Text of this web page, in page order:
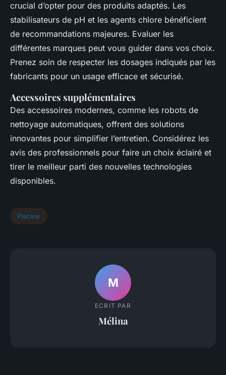
crucial d’opter pour des produits adaptés. Les
stabilisateurs de pH et les agents chlore bénéficient
de recommandations majeures. Evaluer les
différentes marques peut vous guider dans vos choix.
Prenez soin de respecter les dosages indiqués par les
fabricants pour un usage efficace et sécurisé.
Accessoires supplémentaires
Des accessoires modernes, comme les robots de
nettoyage automatiques, offrent des solutions
innovantes pour simplifier l’entretien. Considérez les
avis des professionnels pour faire un choix éclairé et
tirer le meilleur parti des nouvelles technologies
disponibles.
Piscine
M
ECRIT PAR
Mélina